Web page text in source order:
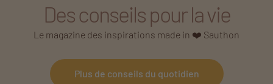
Des conseils pour la vie
Le magazine des inspirations made in ❤️ Sauthon
Plus de conseils du quotidien